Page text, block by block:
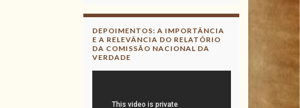
DEPOIMENTOS: A IMPORTÂNCIA
E A RELEVÂNCIA DO RELATÓRIO
DA COMISSÃO NACIONAL DA
VERDADE